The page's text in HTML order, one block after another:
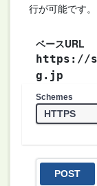
行が可能です。
ベースURL
https://
g.jp
Schemes
POST